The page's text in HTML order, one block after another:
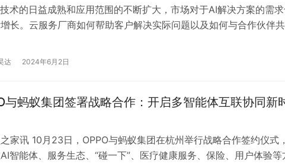
术的日益成熟和应用范围的不断扩大，市场对于AI解决方案的需
长。云服务厂商如何帮助客户解决实际问题以及如何与合作伙伴
达 2024年6月2日
与蚂蚁集团签署战略合作：开启多智能体互联协同新
家讯 10月23日，OPPO与蚂蚁集团在杭州举行战略合作签约仪式
智能体、服务生态、“碰一下”、医疗健康服务、保险、用户体验等